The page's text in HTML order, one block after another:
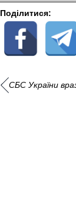
Поділитися:
СБС України